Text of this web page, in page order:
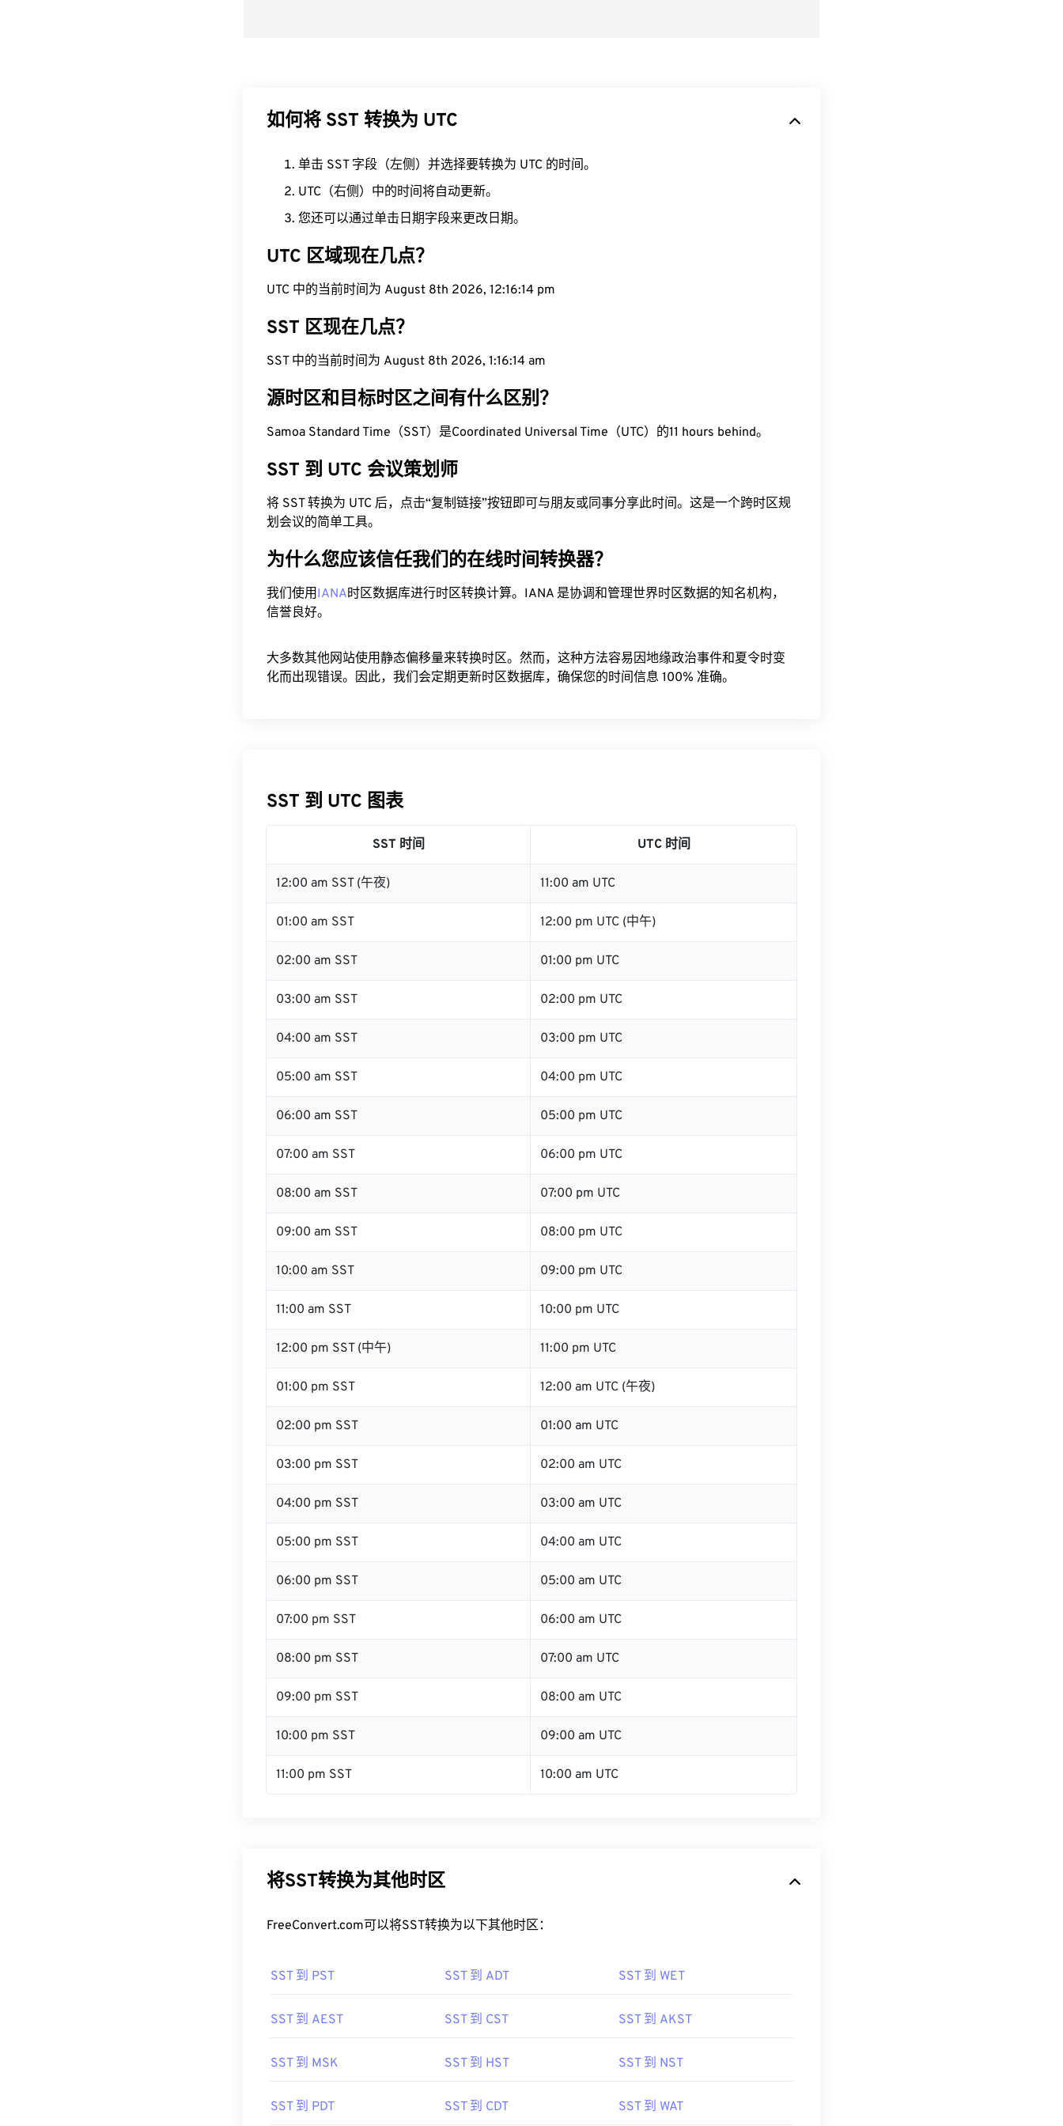
如何将 SST 转换为 UTC
单击 SST 字段（左侧）并选择要转换为 UTC 的时间。
UTC（右侧）中的时间将自动更新。
您还可以通过单击日期字段来更改日期。
UTC 区域现在几点？
UTC 中的当前时间为 August 8th 2026, 12:16:15 pm
SST 区现在几点？
SST 中的当前时间为 August 8th 2026, 1:16:15 am
源时区和目标时区之间有什么区别？
Samoa Standard Time（SST）是Coordinated Universal Time（UTC）的11 hours behind。
SST 到 UTC 会议策划师
将 SST 转换为 UTC 后，点击“复制链接”按钮即可与朋友或同事分享此时间。这是一个跨时区规
划会议的简单工具。
为什么您应该信任我们的在线时间转换器？
我们使用IANA时区数据库进行时区转换计算。IANA 是协调和管理世界时区数据的知名机构，
信誉良好。
大多数其他网站使用静态偏移量来转换时区。然而，这种方法容易因地缘政治事件和夏令时变
化而出现错误。因此，我们会定期更新时区数据库，确保您的时间信息 100% 准确。
SST 到 UTC 图表
SST 时间 UTC 时间
12:00 am SST (午夜) 11:00 am UTC
01:00 am SST 12:00 pm UTC (中午)
02:00 am SST 01:00 pm UTC
03:00 am SST 02:00 pm UTC
04:00 am SST 03:00 pm UTC
05:00 am SST 04:00 pm UTC
06:00 am SST 05:00 pm UTC
07:00 am SST 06:00 pm UTC
08:00 am SST 07:00 pm UTC
09:00 am SST 08:00 pm UTC
10:00 am SST 09:00 pm UTC
11:00 am SST 10:00 pm UTC
12:00 pm SST (中午) 11:00 pm UTC
01:00 pm SST 12:00 am UTC (午夜)
02:00 pm SST 01:00 am UTC
03:00 pm SST 02:00 am UTC
04:00 pm SST 03:00 am UTC
05:00 pm SST 04:00 am UTC
06:00 pm SST 05:00 am UTC
07:00 pm SST 06:00 am UTC
08:00 pm SST 07:00 am UTC
09:00 pm SST 08:00 am UTC
10:00 pm SST 09:00 am UTC
11:00 pm SST 10:00 am UTC
将SST转换为其他时区
FreeConvert.com可以将SST转换为以下其他时区：
SST 到 PST SST 到 ADT SST 到 WET
SST 到 AEST SST 到 CST SST 到 AKST
SST 到 MSK SST 到 HST SST 到 NST
SST 到 PDT SST 到 CDT SST 到 WAT